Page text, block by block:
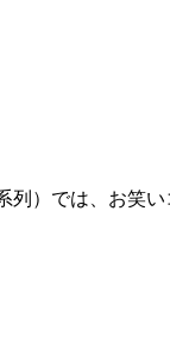
列）では、お笑